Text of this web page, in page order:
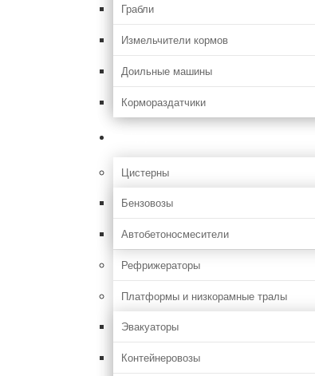
Грабли
Измельчители кормов
Доильные машины
Кормораздатчики
Цистерны
Бензовозы
Автобетоносмесители
Рефрижераторы
Платформы и низкорамные тралы
Эвакуаторы
Контейнеровозы